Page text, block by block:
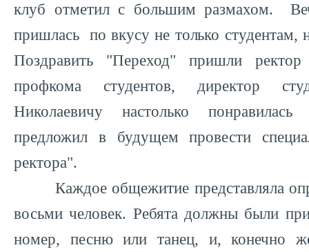
клуб отметил с большим размахом.
пришлась по вкусу не только студентам,
Поздравить "Переход" пришли ректор
профкома студентов, директор
Николаевичу настолько
предложил в будущем провести
ректора".
Каждое общежитие представляла
восьми человек. Ребята должны были
номер, песню или танец, и, конечно